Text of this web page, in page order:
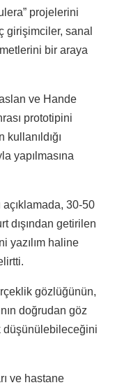
projelerini
girişimciler, sanal
bir araya
ve Hande
prototipini
yapılmasına
açıklamada, 30-50
dışından getirilen
yazılım haline
gözlüğünün,
doğrudan göz
düşünülebileceğini
ve hastane